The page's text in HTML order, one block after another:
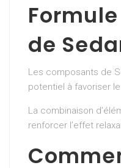
de
Les composants de
potentiel à favoriser
La combinaison
renforcer l’effet